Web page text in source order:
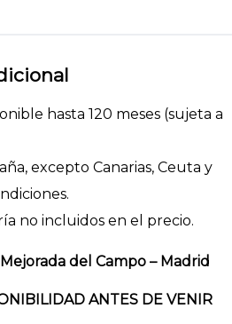
hasta 120 meses (sujeta a
excepto Canarias, Ceuta y
no incluidos en el precio.
del Campo – Madrid
ANTES DE VENIR